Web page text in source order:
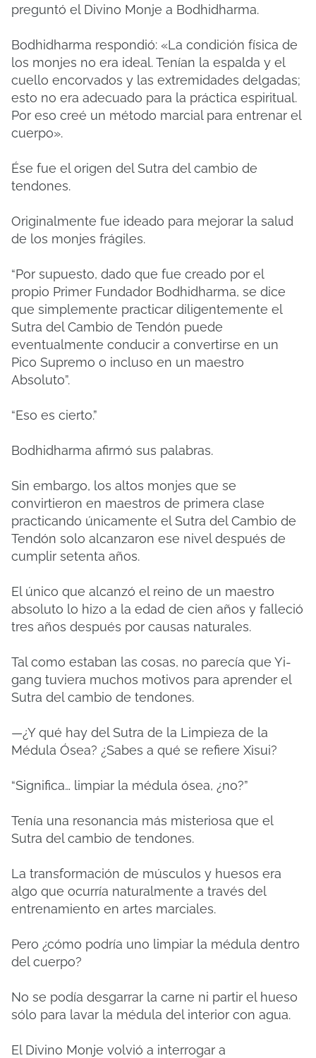
preguntó el Divino Monje a Bodhidharma.
Bodhidharma respondió: «La condición física de
los monjes no era ideal. Tenían la espalda y el
cuello encorvados y las extremidades delgadas;
esto no era adecuado para la práctica espiritual.
Por eso creé un método marcial para entrenar el
cuerpo».
Ése fue el origen del Sutra del cambio de
tendones.
Originalmente fue ideado para mejorar la salud
de los monjes frágiles.
“Por supuesto, dado que fue creado por el
propio Primer Fundador Bodhidharma, se dice
que simplemente practicar diligentemente el
Sutra del Cambio de Tendón puede
eventualmente conducir a convertirse en un
Pico Supremo o incluso en un maestro
Absoluto”.
“Eso es cierto.”
Bodhidharma afirmó sus palabras.
Sin embargo, los altos monjes que se
convirtieron en maestros de primera clase
practicando únicamente el Sutra del Cambio de
Tendón solo alcanzaron ese nivel después de
cumplir setenta años.
El único que alcanzó el reino de un maestro
absoluto lo hizo a la edad de cien años y falleció
tres años después por causas naturales.
Tal como estaban las cosas, no parecía que Yi-
gang tuviera muchos motivos para aprender el
Sutra del cambio de tendones.
—¿Y qué hay del Sutra de la Limpieza de la
Médula Ósea? ¿Sabes a qué se refiere Xisui?
“Significa… limpiar la médula ósea, ¿no?”
Tenía una resonancia más misteriosa que el
Sutra del cambio de tendones.
La transformación de músculos y huesos era
algo que ocurría naturalmente a través del
entrenamiento en artes marciales.
Pero ¿cómo podría uno limpiar la médula dentro
del cuerpo?
No se podía desgarrar la carne ni partir el hueso
sólo para lavar la médula del interior con agua.
El Divino Monje volvió a interrogar a